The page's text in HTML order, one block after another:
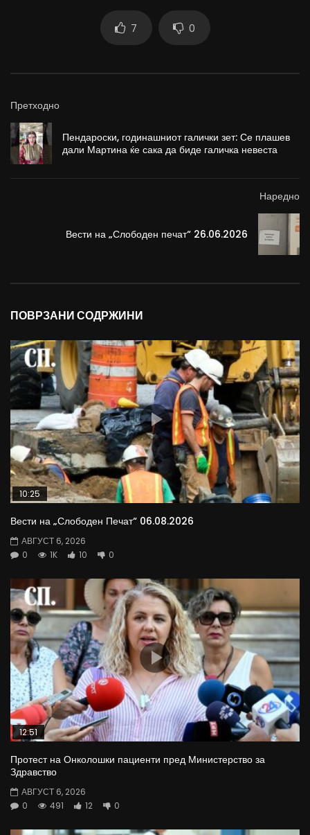
7 0
Претходно
Пендароски, годинашниот галички зет: Се плашев
дали Мартина ќе сака да биде галичка невеста
Наредно
Вести на „Слободен печат“ 26.06.2026
ПОВРЗАНИ СОДРЖИНИ
10:25
Вести на „Слободен Печат“ 06.08.2026
АВГУСТ 6, 2026
0
1K 10 0
12:51
Протест на Онколошки пациенти пред Министерство за
Здравство
АВГУСТ 6, 2026
0
491 12 0